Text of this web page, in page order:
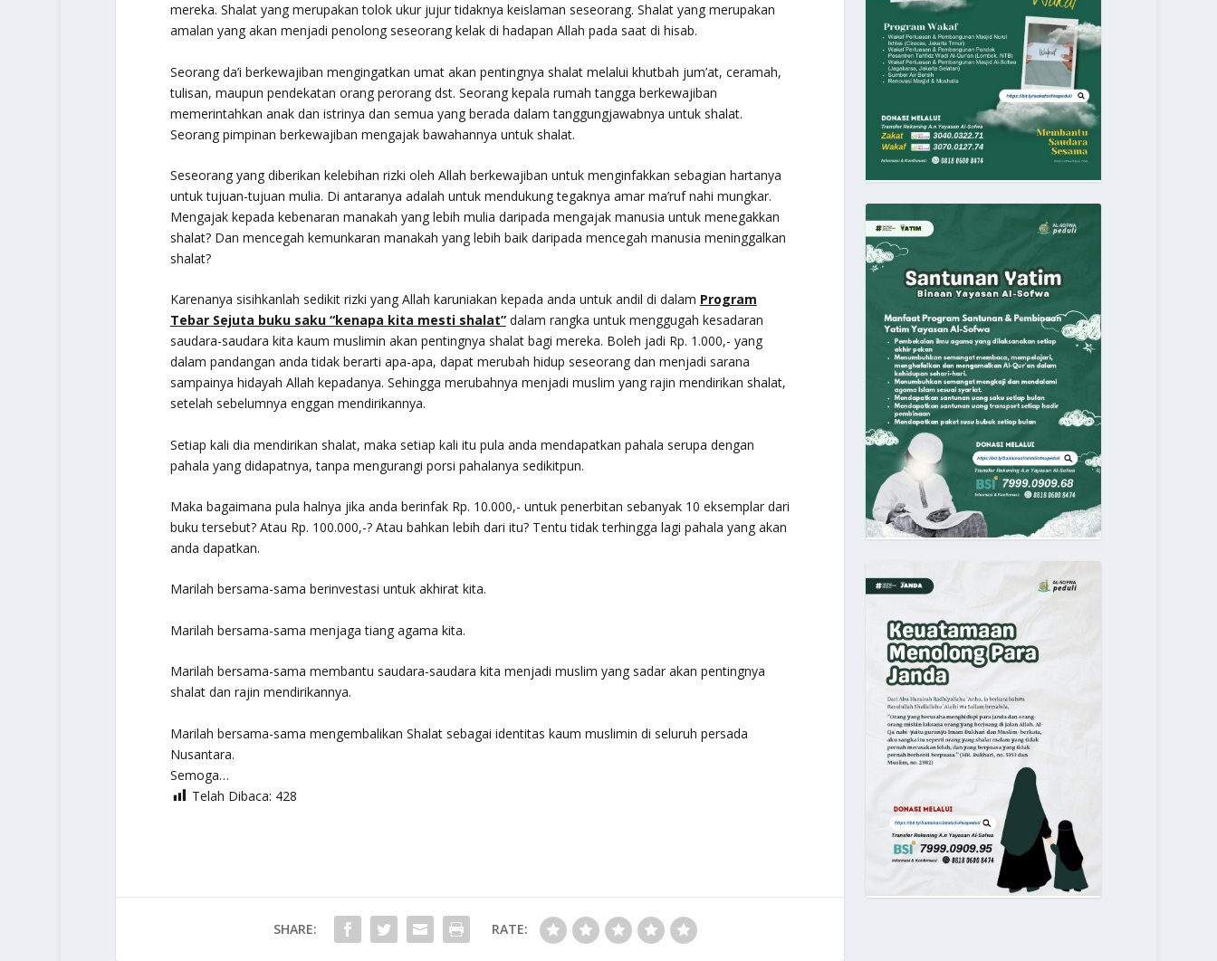
mereka. Shalat yang merupakan tolok ukur jujur tidaknya keislaman seseorang. Shalat yang merupakan
amalan yang akan menjadi penolong seseorang kelak di hadapan Allah pada saat di hisab.
Seorang da’i berkewajiban mengingatkan umat akan pentingnya shalat melalui khutbah jum’at, ceramah,
tulisan, maupun pendekatan orang perorang dst. Seorang kepala rumah tangga berkewajiban
memerintahkan anak dan istrinya dan semua yang berada dalam tanggungjawabnya untuk shalat.
Seorang pimpinan berkewajiban mengajak bawahannya untuk shalat.
Seseorang yang diberikan kelebihan rizki oleh Allah berkewajiban untuk menginfakkan sebagian hartanya
untuk tujuan-tujuan mulia. Di antaranya adalah untuk mendukung tegaknya amar ma’ruf nahi mungkar.
Mengajak kepada kebenaran manakah yang lebih mulia daripada mengajak manusia untuk menegakkan
shalat? Dan mencegah kemunkaran manakah yang lebih baik daripada mencegah manusia meninggalkan
shalat?
Karenanya sisihkanlah sedikit rizki yang Allah karuniakan kepada anda untuk andil di dalam Program
Tebar Sejuta buku saku “kenapa kita mesti shalat”dalam rangka untuk menggugah kesadaran
saudara-saudara kita kaum muslimin akan pentingnya shalat bagi mereka. Boleh jadi Rp. 1.000,- yang
dalam pandangan anda tidak berarti apa-apa, dapat merubah hidup seseorang dan menjadi sarana
sampainya hidayah Allah kepadanya. Sehingga merubahnya menjadi muslim yang rajin mendirikan shalat,
setelah sebelumnya enggan mendirikannya.
Setiap kali dia mendirikan shalat, maka setiap kali itu pula anda mendapatkan pahala serupa dengan
pahala yang didapatnya, tanpa mengurangi porsi pahalanya sedikitpun.
Maka bagaimana pula halnya jika anda berinfak Rp. 10.000,- untuk penerbitan sebanyak 10 eksemplar dari
buku tersebut? Atau Rp. 100.000,-? Atau bahkan lebih dari itu? Tentu tidak terhingga lagi pahala yang akan
anda dapatkan.
Marilah bersama-sama berinvestasi untuk akhirat kita.
Marilah bersama-sama menjaga tiang agama kita.
Marilah bersama-sama membantu saudara-saudara kita menjadi muslim yang sadar akan pentingnya
shalat dan rajin mendirikannya.
Marilah bersama-sama mengembalikan Shalat sebagai identitas kaum muslimin di seluruh persada
Nusantara.
Semoga…
Telah Dibaca: 428
SHARE: RATE: